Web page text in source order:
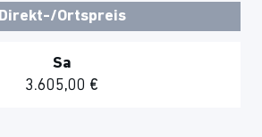
Direkt-/Ortspreis
Sa
3.605,00 €